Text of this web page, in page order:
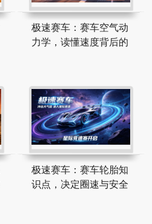
极速赛车：赛车空气动
力学，读懂速度背后的
极速赛车：赛车轮胎知
识点，决定圈速与安全